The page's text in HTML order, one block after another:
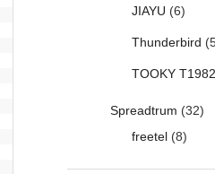
JIAYU (6)
Thunderbird
TOOKY T1982
Spreadtrum (32)
freetel(8)